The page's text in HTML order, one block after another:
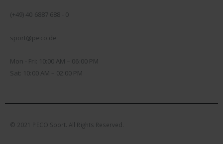
(+49) 40 6887 688 - 0
sport@peco.de
Mon - Fri: 10:00 AM – 06:00 PM
Sat: 10:00 AM – 02:00 PM
© 2021 PECO Sport. All Rights Reserved.